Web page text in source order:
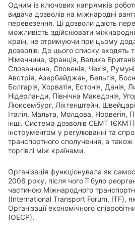
Одним із ключових напрямків
видача дозволів на міжнародні
перевезення. Ці дозволи дають
можливість здійснювати
країн, не отримуючи при цьому
дозволів. До цього списку входять
Німеччина, Франція, Велика
Словаччина, Словенія, Чехія,
Австрія, Азербайджан, Бельгія,
Болгарія, Хорватія, Естонія, Данія,
Нідерланди, Північна Македонія,
Люксембург, Ліхтенштейн,
Італія, Мальта, Молдова, Норвегія,
інші. Система дозволів СЕМТ
інструментом у регулюванні та
транспортного сполучення, а
торгівлі між країнами.
Організація функціонувала як
2006 року, після чого її було
частиною Міжнародного
(International Transport Forum, ITF),
Організації економічного
(ОЕСР).